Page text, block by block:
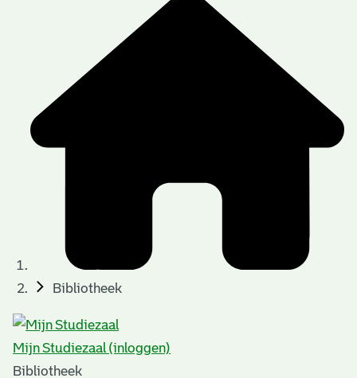
Bibliotheek
Mijn Studiezaal (inloggen)
Bibliotheek